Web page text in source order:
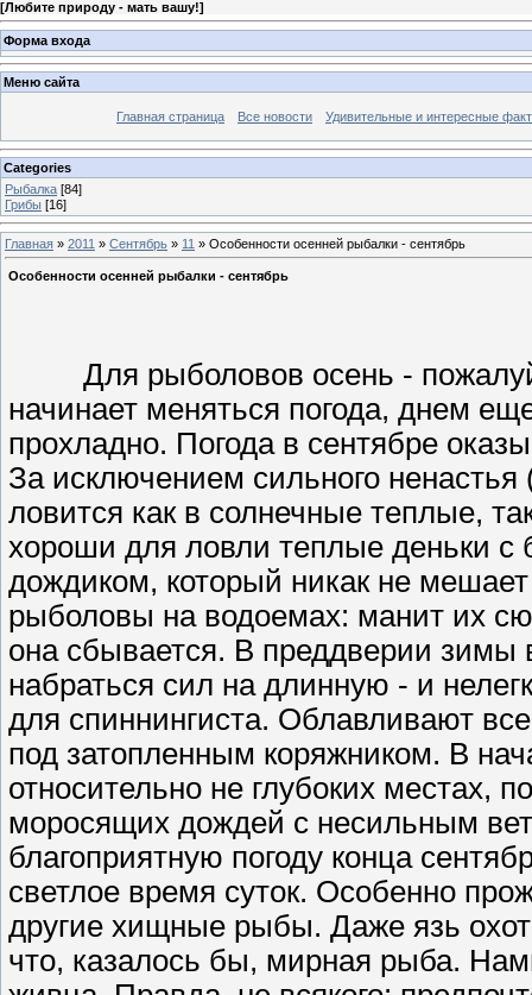
[Любите природу - мать вашу!]
Форма входа
Меню сайта
Главная страница Все новости Удивительные и интересные
Categories
Рыбалка [84]
Грибы [16]
Главная » 2011 » Сентябрь » 11 » Особенности осенней рыбалки - сентябрь
Особенности осенней рыбалки - сентябрь
Для рыболовов осень -
начинает меняться погода, днем
прохладно. Погода в сентябре
За исключением сильного
ловится как в солнечные теплые,
хороши для ловли теплые деньки
дождиком, который никак не
рыболовы на водоемах: манит их
она сбывается. В преддверии зимы
набраться сил на длинную - и
для спиннингиста. Облавливают
под затопленным коряжником. В
относительно не глубоких местах,
моросящих дождей с несильным
благоприятную погоду конца
светлое время суток. Особенно
другие хищные рыбы. Даже язь
что, казалось бы, мирная рыба.